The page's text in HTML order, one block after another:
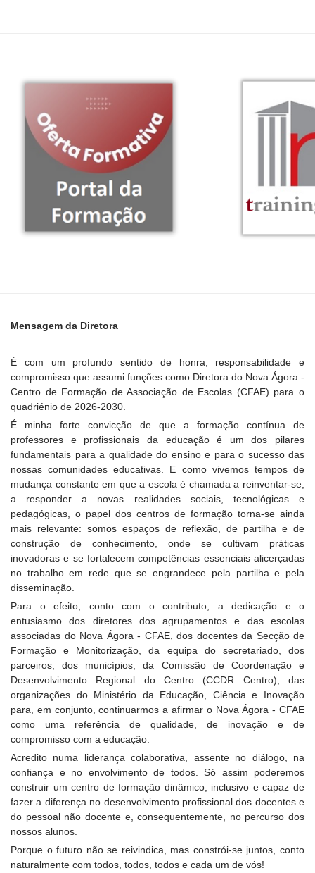
Mensagem da Diretora
É com um profundo sentido de honra, responsabilidade e
compromisso que assumi funções como Diretora do Nova Ágora -
Centro de Formação de Associação de Escolas (CFAE) para o
quadriénio de 2026-2030.
É minha forte convicção de que a formação contínua de
professores e profissionais da educação é um dos pilares
fundamentais para a qualidade do ensino e para o sucesso das
nossas comunidades educativas. E como vivemos tempos de
mudança constante em que a escola é chamada a reinventar-se,
a responder a novas realidades sociais, tecnológicas e
pedagógicas, o papel dos centros de formação torna-se ainda
mais relevante: somos espaços de reflexão, de partilha e de
construção de conhecimento, onde se cultivam práticas
inovadoras e se fortalecem competências essenciais alicerçadas
no trabalho em rede que se engrandece pela partilha e pela
disseminação.
Para o efeito, conto com o contributo, a dedicação e o
entusiasmo dos diretores dos agrupamentos e das escolas
associadas do Nova Ágora - CFAE, dos docentes da Secção de
Formação e Monitorização, da equipa do secretariado, dos
parceiros, dos municípios, da Comissão de Coordenação e
Desenvolvimento Regional do Centro (CCDR Centro), das
organizações do Ministério da Educação, Ciência e Inovação
para, em conjunto, continuarmos a afirmar o Nova Ágora - CFAE
como uma referência de qualidade, de inovação e de
compromisso com a educação.
Acredito numa liderança colaborativa, assente no diálogo, na
confiança e no envolvimento de todos. Só assim poderemos
construir um centro de formação dinâmico, inclusivo e capaz de
fazer a diferença no desenvolvimento profissional dos docentes e
do pessoal não docente e, consequentemente, no percurso dos
nossos alunos.
Porque o futuro não se reivindica, mas constrói-se juntos, conto
naturalmente com todos, todos, todos e cada um de vós!